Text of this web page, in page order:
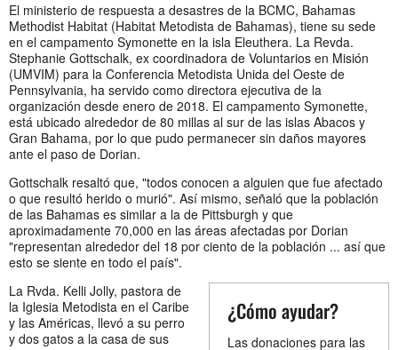
El ministerio de respuesta a desastres de la BCMC, Bahamas
Methodist Habitat (Habitat Metodista de Bahamas), tiene su sede
en el campamento Symonette en la isla Eleuthera. La Revda.
Stephanie Gottschalk, ex coordinadora de Voluntarios en Misión
(UMVIM) para la Conferencia Metodista Unida del Oeste de
Pennsylvania, ha servido como directora ejecutiva de la
organización desde enero de 2018. El campamento Symonette,
está ubicado alrededor de 80 millas al sur de las islas Abacos y
Gran Bahama, por lo que pudo permanecer sin daños mayores
ante el paso de Dorian.
Gottschalk resaltó que, "todos conocen a alguien que fue afectado
o que resultó herido o murió". Así mismo, señaló que la población
de las Bahamas es similar a la de Pittsburgh y que
aproximadamente 70,000 en las áreas afectadas por Dorian
"representan alrededor del 18 por ciento de la población ... así que
esto se siente en todo el país".
¿Cómo ayudar?
Las donaciones para las
La Rvda. Kelli Jolly, pastora de
la Iglesia Metodista en el Caribe
y las Américas, llevó a su perro
y dos gatos a la casa de sus